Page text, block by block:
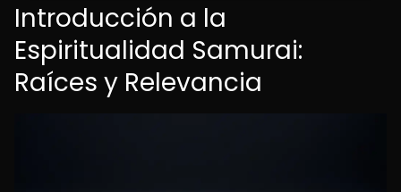
Introducción a la
Espiritualidad Samurai:
Raíces y Relevancia